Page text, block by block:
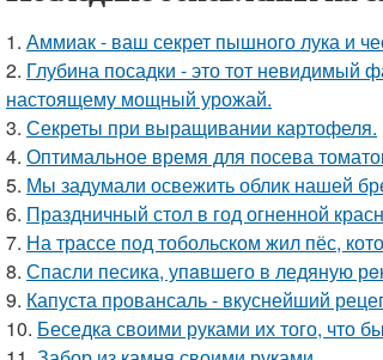
1. Аммиак - ваш секрет пышного лука и
2. Глубина посадки - это тот невидимый
настоящему мощный урожай.
3. Секреты при выращивании картофеля.
4. Оптимальное время для посева
5. Мы задумали освежить облик нашей
6. Праздничный стол в год огненной
7. На трассе под тобольском жил пёс,
8. Спасли песика, упaвшего в ледяную
9. Капуста провансаль - вкуснейший
10. Беседка своими руками их того, что